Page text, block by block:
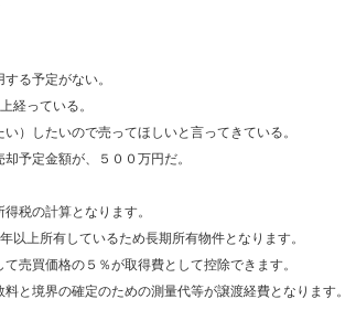
る予定がない。
経っている。
）したいので売ってほしいと言ってきている。
予定金額が、５００万円だ。
税の計算となります。
以上所有しているため長期所有物件となります。
売買価格の５％が取得費として控除できます。
と境界の確定のための測量代等が譲渡経費となります。